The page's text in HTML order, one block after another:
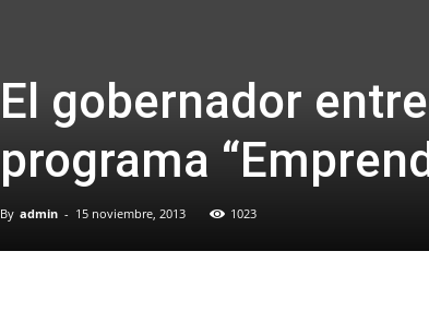
El gobernador
programa
By admin - 15 noviembre, 2013 1023